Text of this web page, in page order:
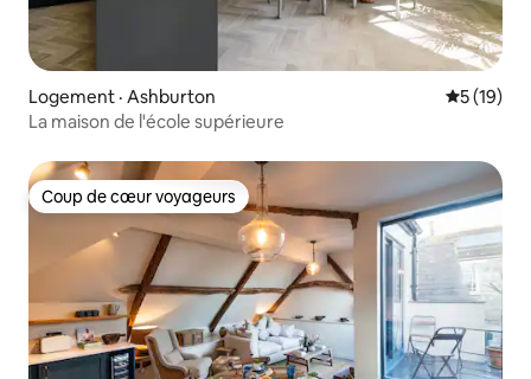
Logement · Ashburton Note
5 (19)
La maison de l'école supérieure
Coup de cœur voyageurs
Coup de cœur voyageurs